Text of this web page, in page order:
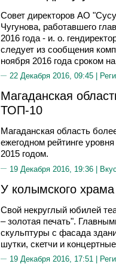
Совет директоров АО
Чугунова, работавшего
2016 года - и. о.
следует из сообщения
ноября 2016 года сроком
22 Декабря 2016, 09:45 |
Магаданская
ТОП-10
Магаданская область
ежегодном рейтинге
2015 годом.
19 Декабря 2016, 19:36 |
У колымского
Свой некруглый юбилей
– золотая печать".
скульптуры с фасада
шутки, скетчи и
19 Декабря 2016, 17:51 |